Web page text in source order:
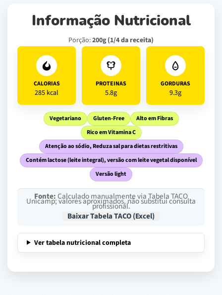
Informação Nutricional
Porção:200g (1/4 da receita)
CALORIAS
285 kcal
PROTEINAS
5.8g
GORDURAS
9.3g
Vegetariano Gluten-Free
Alto em Fibras
Rico em Vitamina C
Atenção ao sódio, Reduza sal para dietas restritivas
Contém lactose (leite integral), versão com leite vegetal disponível
Versão light
Fonte:Calculado manualmente via Tabela TACO
Unicamp; valores aproximados, não substitui consulta
profissional.
Baixar Tabela TACO (Excel)
Ver tabela nutricional completa